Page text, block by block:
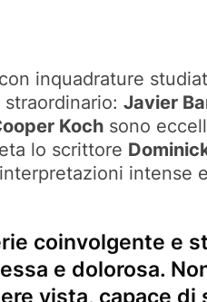
inquadrature
Javier
Koch sono
lo scrittore
intense
coinvolgente e
e dolorosa.
vista, capace di